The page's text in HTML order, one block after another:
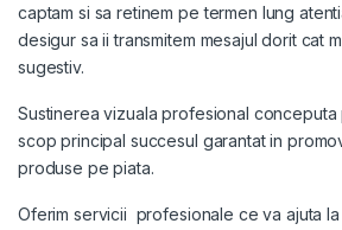
captam si sa retinem pe termen lung
desigur sa ii transmitem mesajul dorit cat
sugestiv.
Sustinerea vizuala profesional
scop principal succesul garantat in
produse pe piata.
Oferim servicii profesionale ce va ajuta